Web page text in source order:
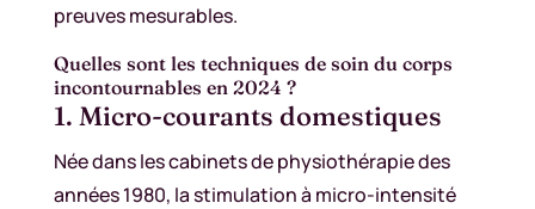
preuves mesurables.
Quelles sont les techniques de soin du corps
incontournables en 2024 ?
1. Micro-courants domestiques
Née dans les cabinets de physiothérapie des
années 1980, la stimulation à micro-intensité